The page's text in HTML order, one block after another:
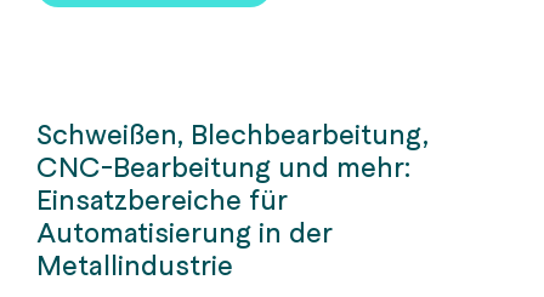
Schweißen, Blechbearbeitung,
CNC-Bearbeitung und mehr:
Einsatzbereiche für
Automatisierung in der
Metallindustrie